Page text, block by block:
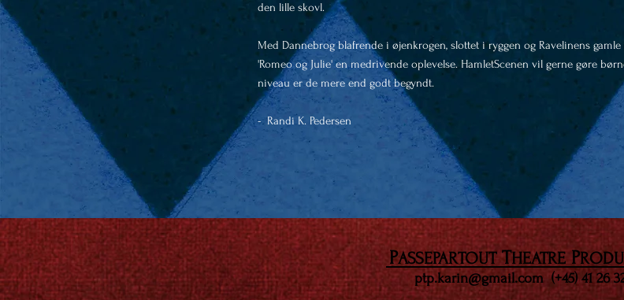
den lille skovl.
Med Dannebrog blafrende i øjenkrogen, slottet i ryggen og Ravelinens
'Romeo og Julie' en medrivende oplevelse. HamletScenen vil gerne gøre
niveau er de mere end godt begyndt.
- Randi K. Pedersen
PASSEPARTOUTTHEATREP
ptp.karin@gmail.com (+45) 41 26